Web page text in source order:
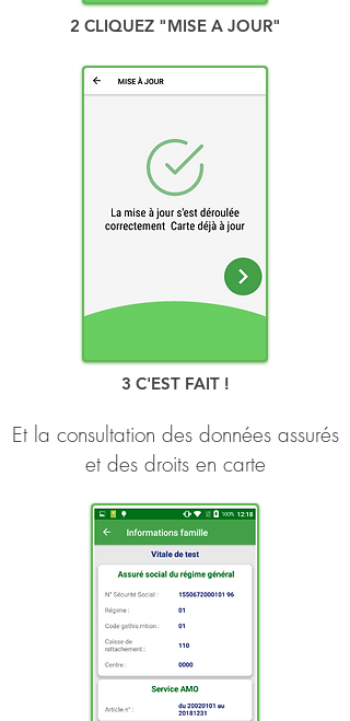
2 CLIQUEZ "MISE A JOUR"
3 C'EST FAIT !
Et la consultation des données assurés
et des droits en carte